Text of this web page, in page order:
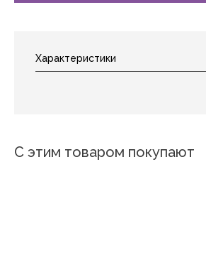
С этим товаром покупают